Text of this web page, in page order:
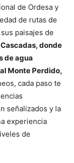
de Ordesa y
de rutas de
paisajes de
donde
de agua
Monte Perdido,
cada paso te
señalizados y la
experiencia
de